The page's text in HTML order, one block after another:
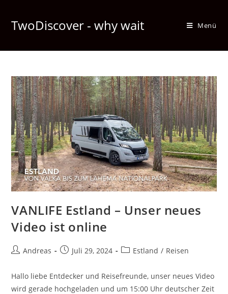
TwoDiscover - why wait Menü
VANLIFE Estland – Unser neues
Video ist online
Andreas Juli 29, 2024 Estland / Reisen
Hallo liebe Entdecker und Reisefreunde, unser neues Video
wird gerade hochgeladen und um 15:00 Uhr deutscher Zeit